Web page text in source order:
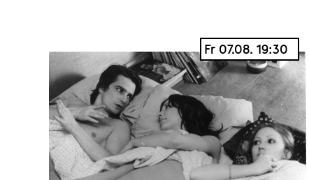
Fr 07.08. 19:30